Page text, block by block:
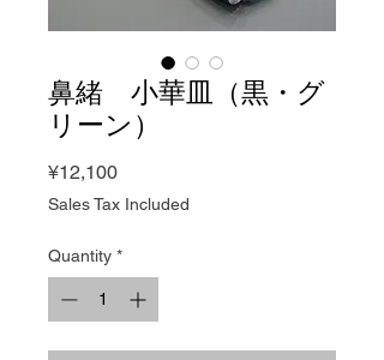
鼻緒 小華皿（黒・グ
リーン）
¥12,100Price
Sales Tax Included
Quantity *